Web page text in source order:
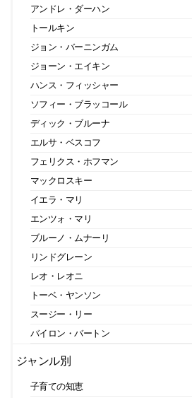
アンドレ・ダーハン
トールキン
ジョン・バーニンガム
ジョーン・エイキン
ハンス・フィッシャー
ソフィー・ブラッコール
ディック・ブルーナ
エルサ・ベスコフ
フェリクス・ホフマン
マックロスキー
イエラ・マリ
エンツォ・マリ
ブルーノ・ムナーリ
リンドグレーン
レオ・レオニ
トーベ・ヤンソン
スージー・リー
バイロン・バートン
ジャンル別
子育ての知恵